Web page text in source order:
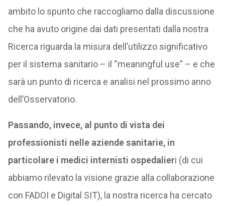
ambito lo spunto che raccogliamo dalla discussione
che ha avuto origine dai dati presentati dalla nostra
Ricerca riguarda la misura dell’utilizzo significativo
per il sistema sanitario – il “meaningful use” – e che
sarà un punto di ricerca e analisi nel prossimo anno
dell’Osservatorio.
Passando, invece, al punto di vista dei
professionisti nelle aziende sanitarie, in
particolare i medici internisti ospedalieri (di cui
abbiamo rilevato la visione grazie alla collaborazione
con FADOI e Digital SIT), la nostra ricerca ha cercato